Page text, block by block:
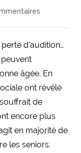
perte d’audition…
âgée. En
ont révélé
de
encore plus
en majorité de
les seniors.